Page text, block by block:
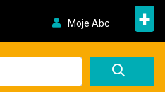
Moje Abc +